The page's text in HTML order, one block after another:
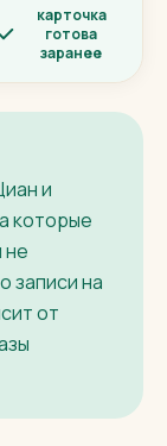
карточка
готова
заранее
и
которые
не
записи на
от